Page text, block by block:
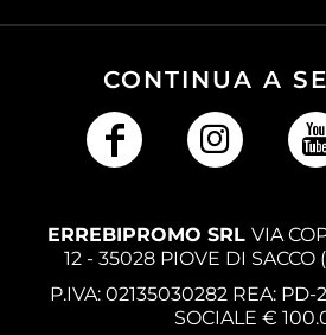
CONTINUA A
ERREBIPROMO SRL VIA
12 - 35028 PIOVE DI SACCO
P.IVA: 02135030282 REA: PD-
SOCIALE €